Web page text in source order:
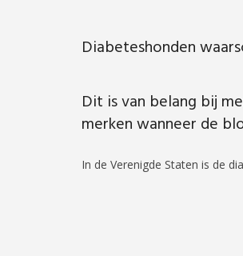
Diabeteshonden
Dit is van belang bij
merken wanneer de
In de Verenigde Staten is de